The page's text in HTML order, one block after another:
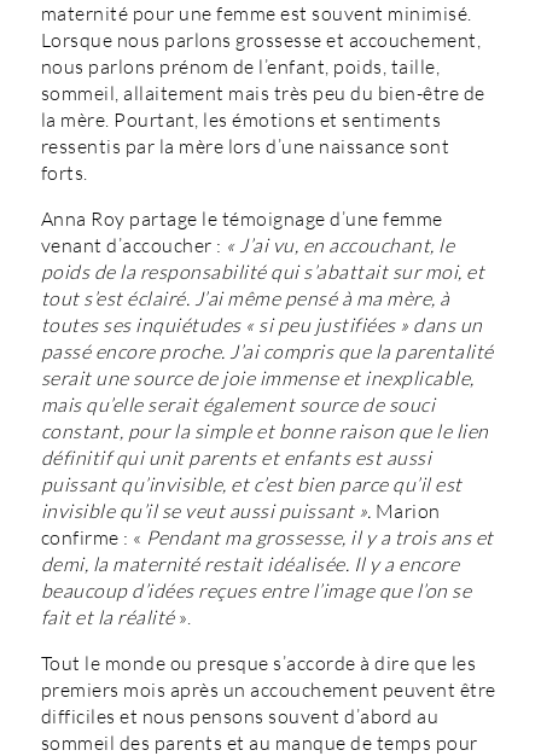
maternité pour une femme est souvent minimisé.
Lorsque nous parlons grossesse et accouchement,
nous parlons prénom de l’enfant, poids, taille,
sommeil, allaitement mais très peu du bien-être de
la mère. Pourtant, les émotions et sentiments
ressentis par la mère lors d’une naissance sont
forts.
Anna Roy partage le témoignage d’une femme
venant d’accoucher : « J’ai vu, en accouchant, le
poids de la responsabilité qui s’abattait sur moi, et
tout s’est éclairé. J’ai même pensé à ma mère, à
toutes ses inquiétudes « si peu justifiées » dans un
passé encore proche. J’ai compris que la parentalité
serait une source de joie immense et inexplicable,
mais qu’elle serait également source de souci
constant, pour la simple et bonne raison que le lien
définitif qui unit parents et enfants est aussi
puissant qu’invisible, et c’est bien parce qu’il est
invisible qu’il se veut aussi puissant ». Marion
confirme : « Pendant ma grossesse, il y a trois ans et
demi, la maternité restait idéalisée. Il y a encore
beaucoup d’idées reçues entre l’image que l’on se
fait et la réalité».
Tout le monde ou presque s’accorde à dire que les
premiers mois après un accouchement peuvent être
difficiles et nous pensons souvent d’abord au
sommeil des parents et au manque de temps pour